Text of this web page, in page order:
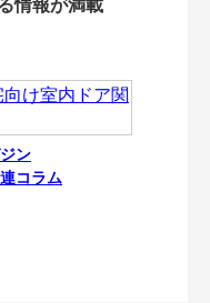
情報が満載
ン
コラム